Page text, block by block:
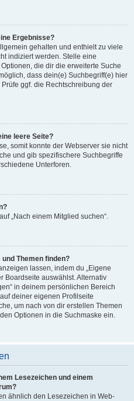
Ergebnisse?
gehalten und enthielt zu viele
indiziert werden. Stelle eine
die dir die erweiterte Suche
dass dein(e) Suchbegriff(e) hier
ggf. die Rechtschreibung der
leere Seite?
somit konnte der Webserver sie nicht
und gib spezifischere Suchbegriffe
Unterforen.
„Nach einem Mitglied suchen“.
Themen finden?
lassen, indem du „Eigene
Boardseite auswählst. Alternativ
in deinem persönlichen Bereich
deiner eigenen Profilseite
um nach von dir erstellen Themen
Optionen in die Suchmaske ein.
Lesezeichen und einem
ähnlich den Lesezeichen in Web-